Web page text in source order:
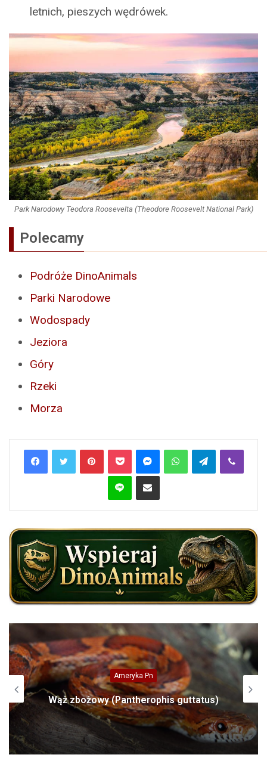
letnich, pieszych wędrówek.
Park Narodowy Teodora Roosevelta (Theodore Roosevelt National Park)
Polecamy
Podróże DinoAnimals
Parki Narodowe
Wodospady
Jeziora
Góry
Rzeki
Morza
PinterestPocket MessengerWhatsAppTelegramViber
Line Share via Email
Ameryka Pn
Wąż zbożowy (Pantherophis guttatus)